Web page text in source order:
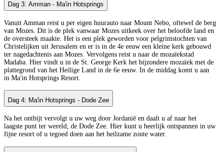
Dag 3: Amman - Ma'in Hotsprings
Vanuit Amman reist u per eigen huurauto naar Mount Nebo, oftewel de berg
van Mozes. Dit is de plek vanwaar Mozes uitkeek over het beloofde land en
de oversteek maakte. Het is een plek geworden voor pelgrimstochten van
Christelijken uit Jerusalem en er is in de 4e eeuw een kleine kerk gebouwd
ter nagedachtenis aan Mozes. Vervolgens reist u naar de mozaïekstad
Madaba. Hier vindt u in de St. George Kerk het bijzondere mozaïek met de
plattegrond van het Heilige Land in de 6e eeuw. In de middag komt u aan
in Ma'in Hotsprings Resort.
Dag 4: Ma'in Hotsprings - Dode Zee
Na het ontbijt vervolgt u uw weg door Jordanië en daalt u af naar het
laagste punt ter wereld, de Dode Zee. Hier kunt u heerlijk ontspannen in uw
fijne resort of u tegoed doen aan het heilzame zoute water.